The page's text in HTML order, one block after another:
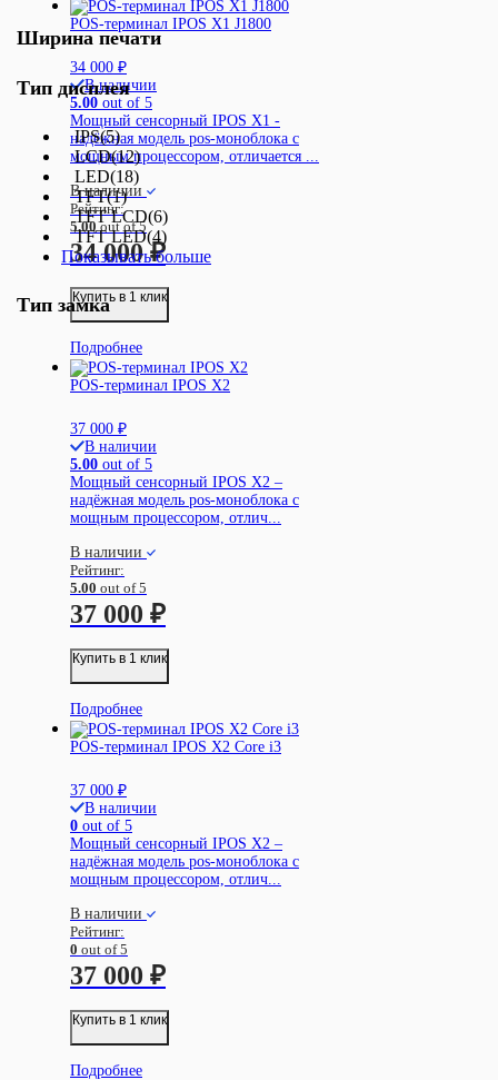
Ширина печати
Тип дисплея
IPS(5)
LCD(12)
LED(18)
TFT(1)
TFT LCD(6)
TFT LED(4)
Показывать больше
Тип замка
POS-терминал IPOS X1 J1800
34 000 ₽
В наличии
5.00 out of 5
Мощный сенсорный IPOS X1 -
надёжная модель pos-моноблока с
мощным процессором, отличается ...
В наличии
Рейтинг:
5.00out of 5
34 000₽
Купить в 1 клик
Подробнее
POS-терминал IPOS X2
37 000 ₽
В наличии
5.00 out of 5
Мощный сенсорный IPOS X2 –
надёжная модель pos-моноблока с
мощным процессором, отлич...
В наличии
Рейтинг:
5.00 out of 5
37 000 ₽
Купить в 1 клик
Подробнее
POS-терминал IPOS X2 Core i3
37 000 ₽
В наличии
0 out of 5
Мощный сенсорный IPOS X2 –
надёжная модель pos-моноблока с
мощным процессором, отлич...
В наличии
Рейтинг:
0 out of 5
37 000 ₽
Купить в 1 клик
Подробнее